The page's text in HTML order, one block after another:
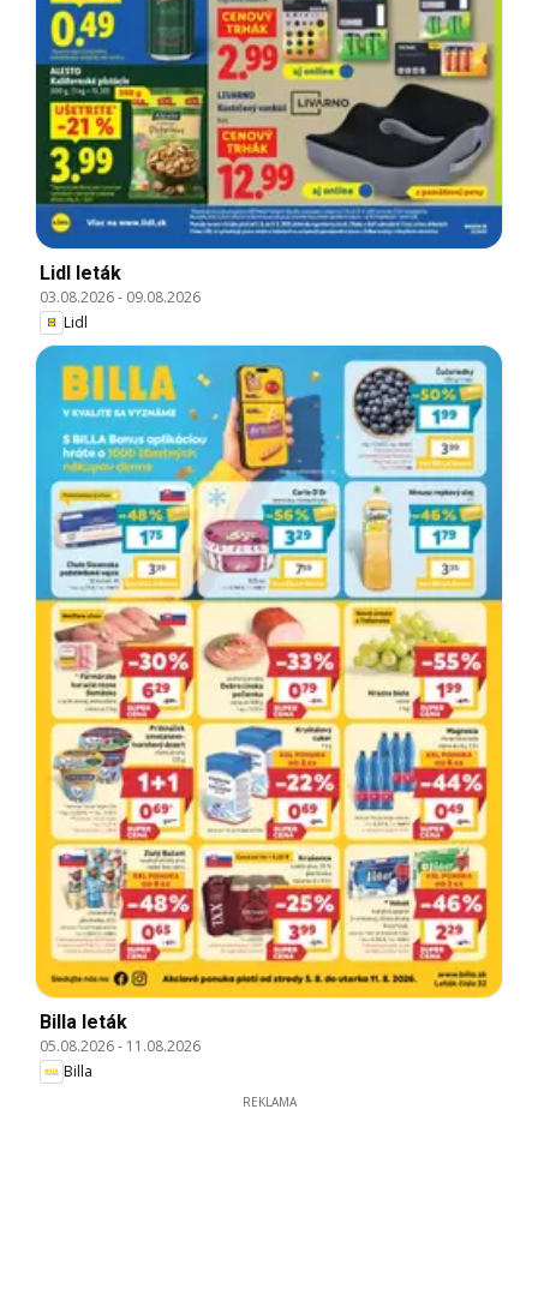
Lidl leták
03.08.2026- 09.08.2026
Lidl
Billa leták
05.08.2026- 11.08.2026
Billa
REKLAMA